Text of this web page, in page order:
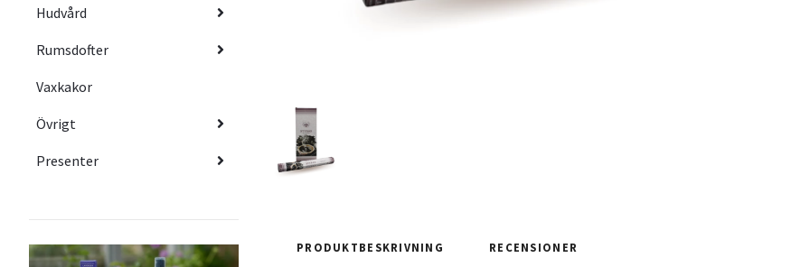
Hudvård
Rumsdofter
Vaxkakor
Övrigt
Presenter
PRODUKTBESKRIVNING RECENSIONER